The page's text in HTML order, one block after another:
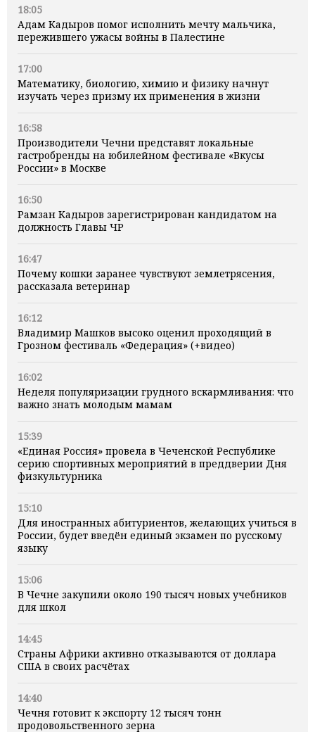
18:05
Адам Кадыров помог исполнить мечту мальчика,
пережившего ужасы войны в Палестине
17:00
Математику, биологию, химию и физику начнут
изучать через призму их применения в жизни
16:58
Производители Чечни представят локальные
гастробренды на юбилейном фестивале «Вкусы
России» в Москве
16:50
Рамзан Кадыров зарегистрирован кандидатом на
должность Главы ЧР
16:47
Почему кошки заранее чувствуют землетрясения,
рассказала ветеринар
16:12
Владимир Машков высоко оценил проходящий в
Грозном фестиваль «Федерация» (+видео)
16:02
Неделя популяризации грудного вскармливания: что
важно знать молодым мамам
15:39
«Единая Россия» провела в Чеченской Республике
серию спортивных мероприятий в преддверии Дня
физкультурника
15:10
Для иностранных абитуриентов, желающих учиться в
России, будет введён единый экзамен по русскому
языку
15:06
В Чечне закупили около 190 тысяч новых учебников
для школ
14:45
Страны Африки активно отказываются от доллара
США в своих расчётах
14:40
Чечня готовит к экспорту 12 тысяч тонн
продовольственного зерна